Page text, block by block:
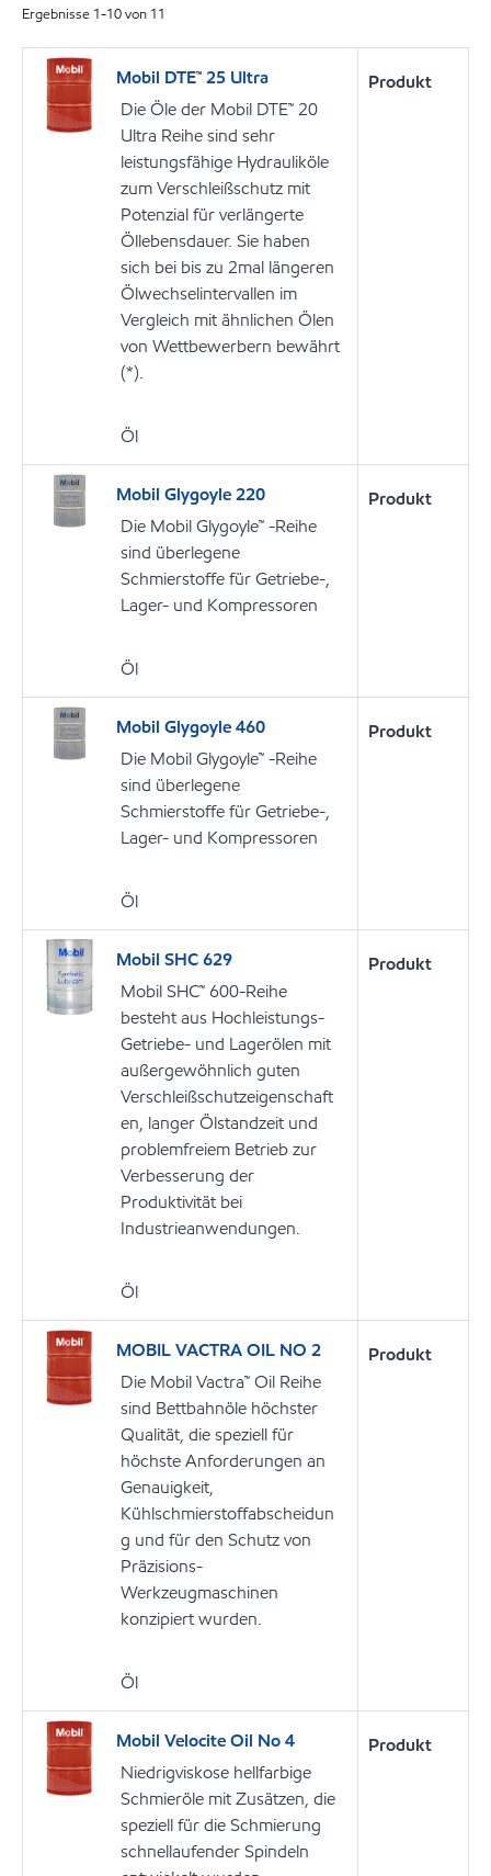
Ergebnisse 1-10von 11
Mobil DTE™ 25 Ultra
Die Öle der Mobil DTE™ 20
Ultra Reihe sind sehr
leistungsfähige Hydrauliköle
zum Verschleißschutz mit
Potenzial für verlängerte
Öllebensdauer. Sie haben
sich bei bis zu 2mal längeren
Ölwechselintervallen im
Vergleich mit ähnlichen Ölen
von Wettbewerbern bewährt
(*).
Öl
Produkt
Mobil Glygoyle 220
Die Mobil Glygoyle™ -Reihe
sind überlegene
Schmierstoffe für Getriebe-,
Lager- und Kompressoren
Öl
Produkt
Mobil Glygoyle 460
Die Mobil Glygoyle™ -Reihe
sind überlegene
Schmierstoffe für Getriebe-,
Lager- und Kompressoren
Öl
Produkt
Mobil SHC 629
Mobil SHC™ 600-Reihe
besteht aus Hochleistungs-
Getriebe- und Lagerölen mit
außergewöhnlich guten
Verschleißschutzeigenschaft
en, langer Ölstandzeit und
problemfreiem Betrieb zur
Verbesserung der
Produktivität bei
Industrieanwendungen.
Öl
Produkt
MOBIL VACTRA OIL NO 2
Die Mobil Vactra™ Oil Reihe
sind Bettbahnöle höchster
Qualität, die speziell für
höchste Anforderungen an
Genauigkeit,
Kühlschmierstoffabscheidun
g und für den Schutz von
Präzisions-
Werkzeugmaschinen
konzipiert wurden.
Öl
Produkt
Mobil Velocite Oil No 4
Niedrigviskose hellfarbige
Schmieröle mit Zusätzen, die
speziell für die Schmierung
schnellaufender Spindeln
Produkt